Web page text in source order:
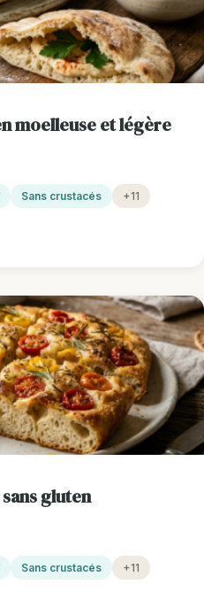
moelleuse et légère
Sans crustacés +11
gluten
Sans crustacés +11